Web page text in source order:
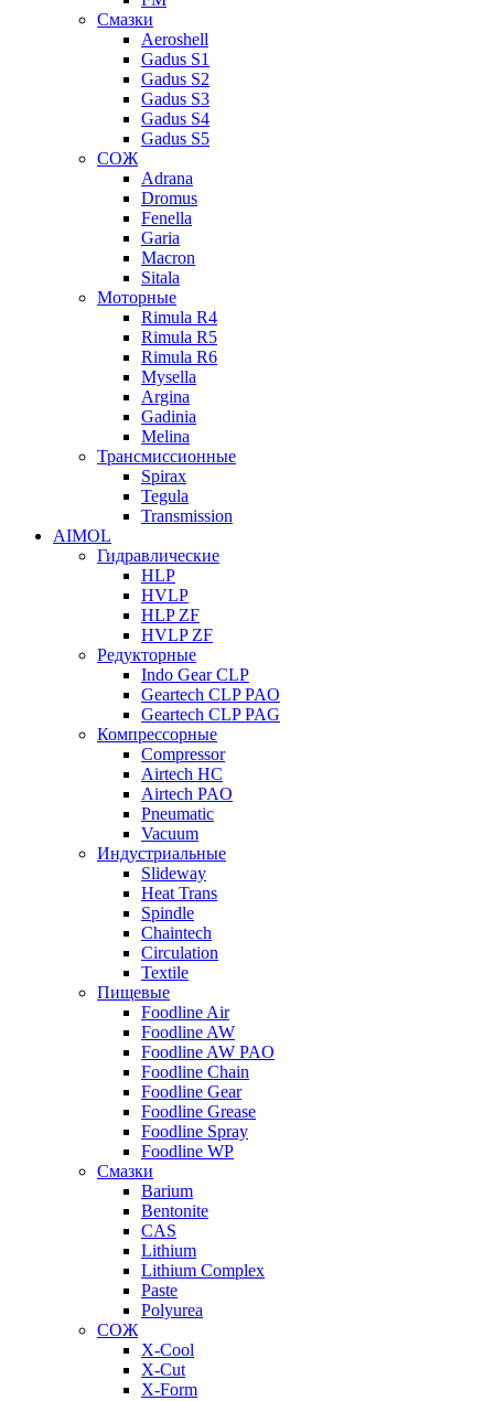
Смазки
Aeroshell
Gadus S1
Gadus S2
Gadus S3
Gadus S4
Gadus S5
СОЖ
Adrana
Dromus
Fenella
Garia
Macron
Sitala
Моторные
Rimula R4
Rimula R5
Rimula R6
Mysella
Argina
Gadinia
Melina
Трансмиссионные
Spirax
Tegula
Transmission
AIMOL
Гидравлические
HLP
HVLP
HLP ZF
HVLP ZF
Редукторные
Indo Gear CLP
Geartech CLP PAO
Geartech CLP PAG
Компрессорные
Compressor
Airtech HC
Airtech PAO
Pneumatic
Vacuum
Индустриальные
Slideway
Heat Trans
Spindle
Chaintech
Circulation
Textile
Пищевые
Foodline Air
Foodline AW
Foodline AW PAO
Foodline Chain
Foodline Gear
Foodline Grease
Foodline Spray
Foodline WP
Смазки
Barium
Bentonite
CAS
Lithium
Lithium Complex
Paste
Polyurea
СОЖ
X-Cool
X-Cut
X-Form